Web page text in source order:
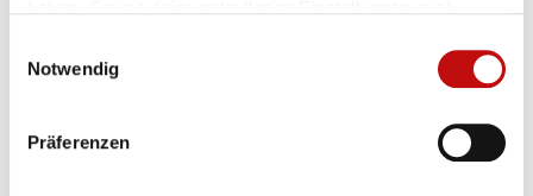
eines Angemessenheitsbeschlusses nach Art 45 DSGVO
und ohne geeignete Garantien nach Art 46 DSGVO
übermitteln, so gilt Ihre Einwilligung auch hierfür. Es
besteht das Risiko, dass Ihre derart übermittelten Daten
Notwendig
Präferenzen
Urkunde mit allen Details, die du während der
Hauptaktion 2025 geschafft hast, downloaden!
Angaben wie erreichte Trophäen, vermiedenes CO